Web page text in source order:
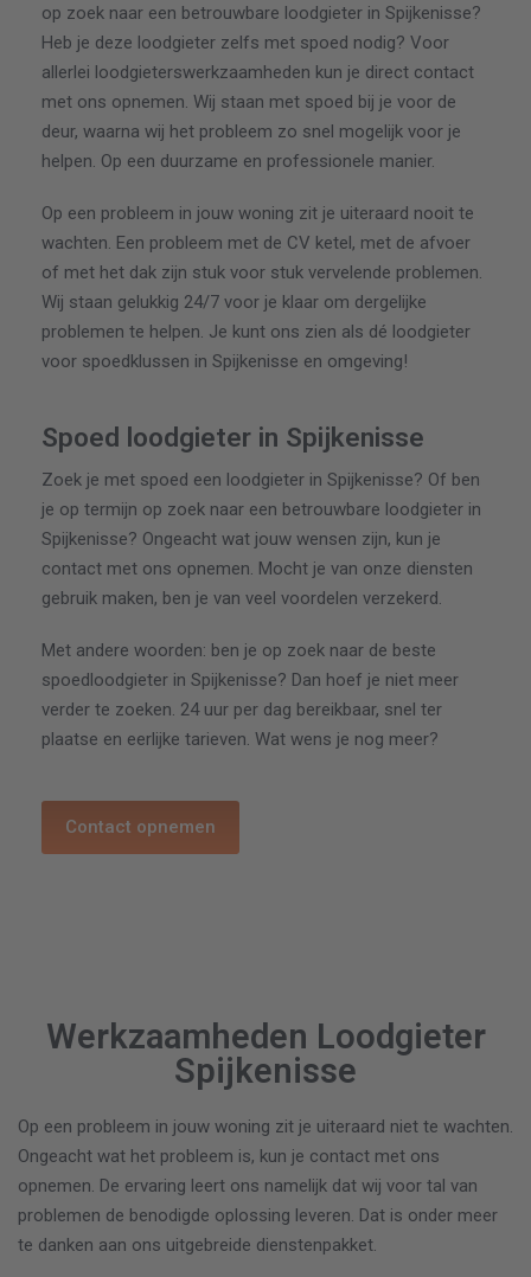
op zoek naar een betrouwbare loodgieter in Spijkenisse?
Heb je deze loodgieter zelfs met spoed nodig? Voor
allerlei loodgieterswerkzaamheden kun je direct contact
met ons opnemen. Wij staan met spoed bij je voor de
deur, waarna wij het probleem zo snel mogelijk voor je
helpen. Op een duurzame en professionele manier.
Op een probleem in jouw woning zit je uiteraard nooit te
wachten. Een probleem met de CV ketel, met de afvoer
of met het dak zijn stuk voor stuk vervelende problemen.
Wij staan gelukkig 24/7 voor je klaar om dergelijke
problemen te helpen. Je kunt ons zien als dé loodgieter
voor spoedklussen in Spijkenisse en omgeving!
Spoed loodgieter in Spijkenisse
Zoek je met spoed een loodgieter in Spijkenisse? Of ben
je op termijn op zoek naar een betrouwbare loodgieter in
Spijkenisse? Ongeacht wat jouw wensen zijn, kun je
contact met ons opnemen. Mocht je van onze diensten
gebruik maken, ben je van veel voordelen verzekerd.
Met andere woorden: ben je op zoek naar de beste
spoedloodgieter in Spijkenisse? Dan hoef je niet meer
verder te zoeken. 24 uur per dag bereikbaar, snel ter
plaatse en eerlijke tarieven. Wat wens je nog meer?
Contact opnemen
Werkzaamheden Loodgieter
Spijkenisse
Op een probleem in jouw woning zit je uiteraard niet te wachten.
Ongeacht wat het probleem is, kun je contact met ons
opnemen. De ervaring leert ons namelijk dat wij voor tal van
problemen de benodigde oplossing leveren. Dat is onder meer
te danken aan ons uitgebreide dienstenpakket.